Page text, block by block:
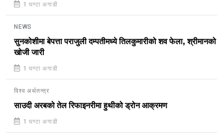
1 घण्टा अगाडी
NEWS
सुनकोशीमा बेपत्ता पराजुली दम्पतीमध्ये तिलकुमारीको शव फेला, श्रीमानको
खोजी जारी
1 घण्टा अगाडी
विश्व अर्थतन्त्र
साउदी अरबको तेल रिफाइनरीमा हुथीको ड्रोन आक्रमण
1 घण्टा अगाडी